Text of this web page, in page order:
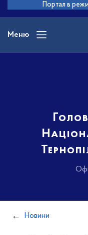
основного
вмісту
Портал в
Меню
Новини